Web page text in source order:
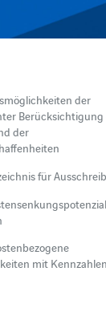
der
der
für
mit Kennzahlen